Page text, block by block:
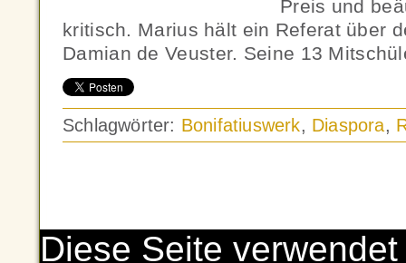
Preis und
kritisch. Marius hält ein Referat über
Damian de Veuster. Seine 13
Schlagwörter: Bonifatiuswerk, Diaspora,
Diese Seite